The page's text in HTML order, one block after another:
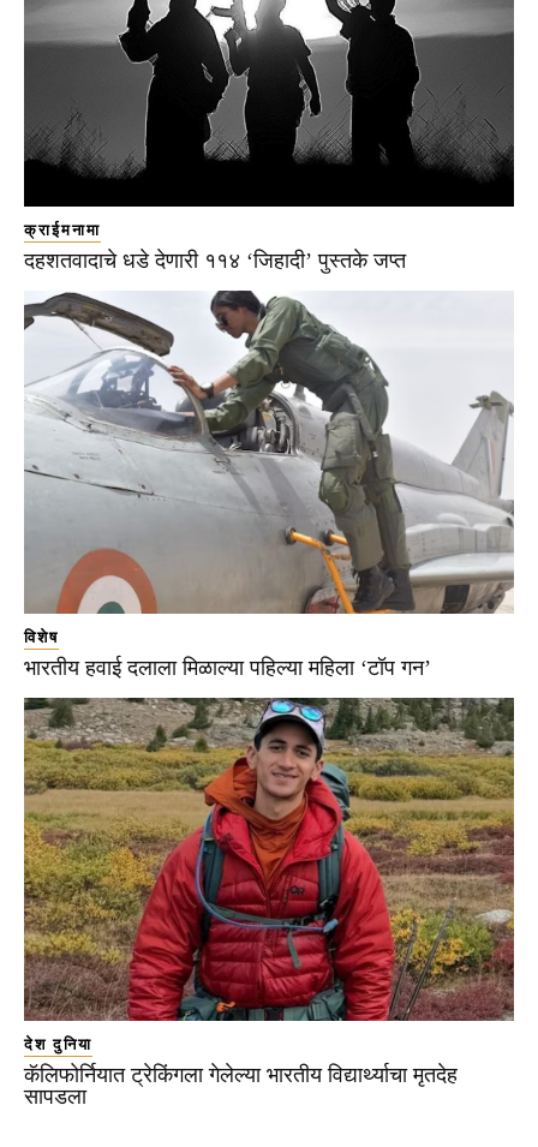
क्राईमनामा
दहशतवादाचे धडे देणारी ११४ ‘जिहादी’ पुस्तके जप्त
विशेष
भारतीय हवाई दलाला मिळाल्या पहिल्या महिला ‘टॉप गन’
देश दुनिया
कॅलिफोर्नियात ट्रेकिंगला गेलेल्या भारतीय विद्यार्थ्याचा मृतदेह
सापडला